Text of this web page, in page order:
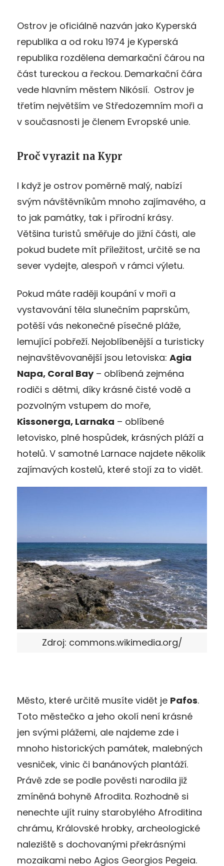
Ostrov je oficiálně nazván jako Kyperská
republika a od roku 1974 je Kyperská
republika rozdělena demarkační čárou na
část tureckou a řeckou. Demarkační čára
vede hlavním městem Nikósií. Ostrov je
třetím největším ve Středozemním moři a
v současnosti je členem Evropské unie.
Proč vyrazit na Kypr
I když je ostrov poměrně malý, nabízí
svým návštěvníkům mnoho zajímavého, a
to jak památky, tak i přírodní krásy.
Většina turistů směřuje do jižní části, ale
pokud budete mít příležitost, určitě se na
sever vydejte, alespoň v rámci výletu.
Pokud máte raději koupání v moři a
vystavování těla slunečním paprskům,
potěší vás nekonečné písečné pláže,
lemující pobřeží. Nejoblíbenější a turisticky
nejnavštěvovanější jsou letoviska: Agia
Napa, Coral Bay– oblíbená zejména
rodiči s dětmi, díky krásné čisté vodě a
pozvolným vstupem do moře,
Kissonerga, Larnaka – oblíbené
letovisko, plné hospůdek, krásných pláží a
hotelů. V samotné Larnace najdete několik
zajímavých kostelů, které stojí za to vidět.
Zdroj: commons.wikimedia.org/
Město, které určitě musíte vidět je Pafos.
Toto městečko a jeho okolí není krásné
jen svými plážemi, ale najdeme zde i
mnoho historických památek, malebných
vesniček, vinic či banánových plantáží.
Právě zde se podle pověsti narodila již
zmíněná bohyně Afrodita. Rozhodně si
nenechte ujít ruiny starobylého Afroditina
chrámu, Královské hrobky, archeologické
naleziště s dochovanými překrásnými
mozaikami nebo Agios Georgios Pegeia.